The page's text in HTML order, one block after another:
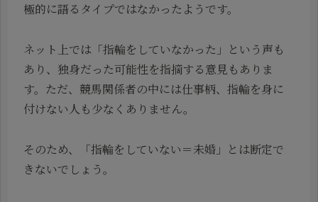
極的に語るタイプではなかったようです。
ネット上では「指輪をしていなかった」という声も
あり、独身だった可能性を指摘する意見もありま
す。ただ、競馬関係者の中には仕事柄、指輪を身に
付けない人も少なくありません。
そのため、「指輪をしていない＝未婚」とは断定で
きないでしょう。